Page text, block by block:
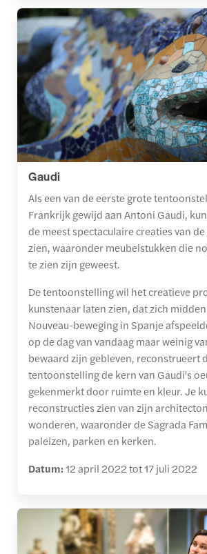
Gaudi
Als een van de eerste grote
Frankrijk gewijd aan Antoni Gaudi,
de meest spectaculaire creaties van
zien, waaronder meubelstukken die
te zien zijn geweest.
De tentoonstelling wil het creatieve
kunstenaar laten zien, dat zich
Nouveau-beweging in Spanje
op de dag van vandaag maar weinig
bewaard zijn gebleven, reconstrueert
tentoonstelling de kern van Gaudi's
gekenmerkt door ruimte en kleur. Je
reconstructies zien van zijn
wonderen, waaronder de Sagrada
paleizen, parken en kerken.
Datum:12 april 2022 tot 17 juli 2022